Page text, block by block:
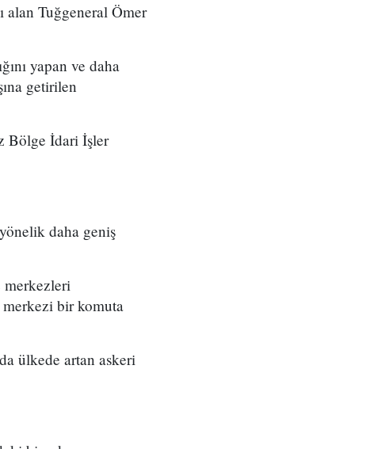
alan Tuğgeneral Ömer
yapan ve daha
getirilen
Bölge İdari İşler
daha geniş
merkezleri
merkezi bir komuta
ülkede artan askeri